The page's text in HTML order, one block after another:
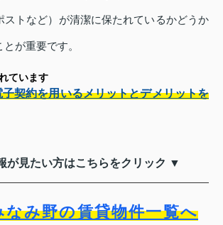
ストなど）が清潔に保たれているかどうか
が重要です。
ています
契約を用いるメリットとデメリットを
が見たい方はこちらをクリック ▼
なみ野の賃貸物件一覧へ